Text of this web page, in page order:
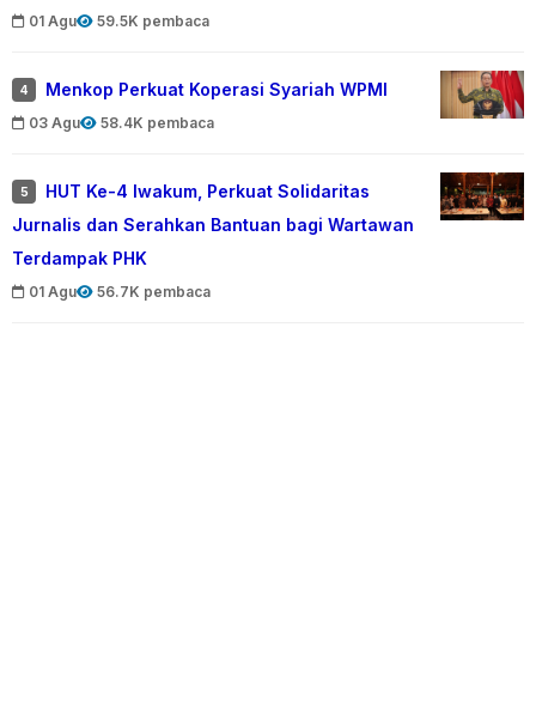
01 Agu 59.5K pembaca
4 Menkop Perkuat Koperasi Syariah WPMI
03 Agu 58.4K pembaca
5
HUT Ke-4 Iwakum, Perkuat Solidaritas
Jurnalis dan Serahkan Bantuan bagi Wartawan
Terdampak PHK
01 Agu 56.7K pembaca